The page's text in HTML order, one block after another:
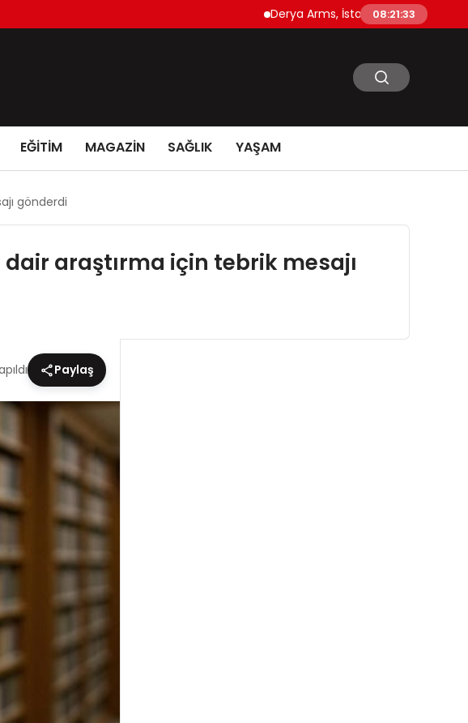
Derya Arms, İstanbul Prohunt 2026’da
08:21:34
EĞİTİM MAGAZİN SAĞLIK YAŞAM
gönderdi
araştırma için tebrik mesajı
Paylaş